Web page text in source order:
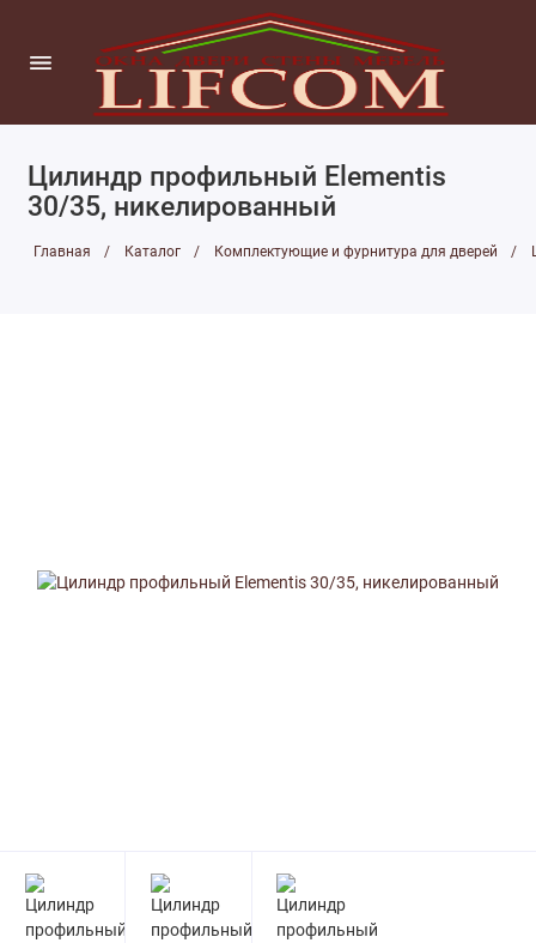
Цилиндр профильный Elementis
30/35, никелированный
Главная Каталог Комплектующие и фурнитура для дверей